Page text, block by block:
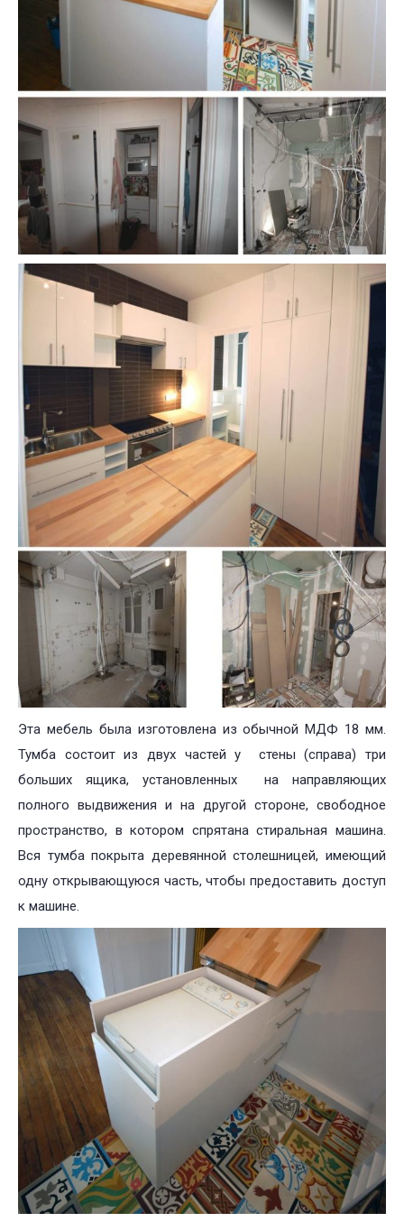
Эта мебель была изготовлена из обычной МДФ 18 мм.
Тумба состоит из двух частей у стены (справа) три
больших ящика, установленных на направляющих
полного выдвижения и на другой стороне, свободное
пространство, в котором спрятана стиральная машина.
Вся тумба покрыта деревянной столешницей, имеющий
одну открывающуюся часть, чтобы предоставить доступ
к машине.